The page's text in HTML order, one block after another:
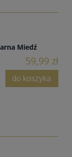
Miedź
59,99 zł
do koszyka